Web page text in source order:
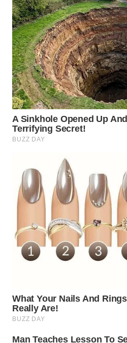
BINJAI
WN
CIREBON
WN
INDRAMAYU
WN
KUNINGAN
MAJALENGKA
WN
SUBANG
WN
SUKABUMI
WN
PRIANGAN
TIMUR